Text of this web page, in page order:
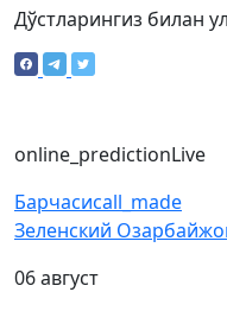
Дўстларингиз билан
online_predictionLive
Барчасиcall_made
Зеленский
06 август